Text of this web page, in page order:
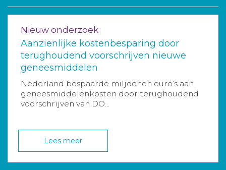
Nieuw onderzoek
Aanzienlijke kostenbesparing door
terughoudend voorschrijven nieuwe
geneesmiddelen
Nederland bespaarde miljoenen euro’s aan
geneesmiddelenkosten door terughoudend
voorschrijven van DO...
Lees meer